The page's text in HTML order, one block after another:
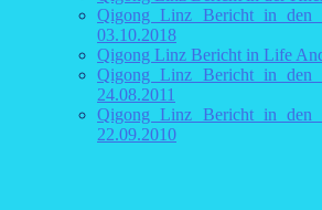
Qigong Linz Bericht in den
03.10.2018
Qigong Linz Bericht in Life
Qigong Linz Bericht in den
24.08.2011
Qigong Linz Bericht in den
22.09.2010